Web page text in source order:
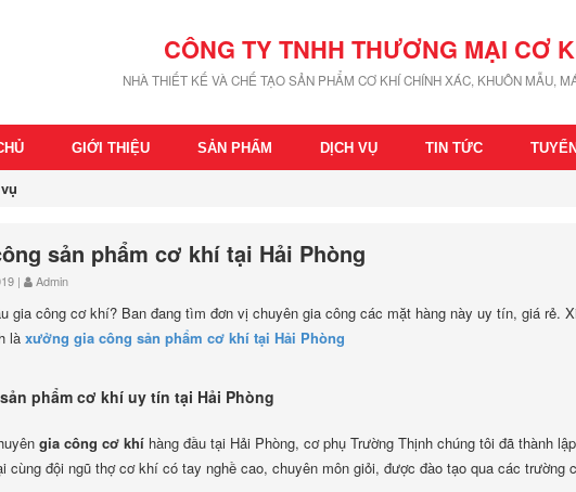
CÔNG TY TNHH THƯƠNG MẠI CƠ
NHÀ THIẾT KẾ VÀ CHẾ TẠO SẢN PHẨM CƠ KHÍ CHÍNH XÁC, KHUÔN MẪU,
GIỚI THIỆU SẢN PHẨM DỊCH VỤ TIN TỨC
sản phẩm cơ khí tại Hải Phòng
| Admin
gia công cơ khí? Ban đang tìm đơn vị chuyên gia công các mặt hàng này uy tín, giá rẻ.
là xưởng gia công sản phẩm cơ khí tại Hải Phòng
phẩm cơ khí uy tín tại Hải Phòng
gia công cơ khí hàng đầu tại Hải Phòng, cơ phụ Trường Thịnh chúng tôi đã thành
cùng đội ngũ thợ cơ khí có tay nghề cao, chuyên môn giỏi, được đào tạo qua các trường